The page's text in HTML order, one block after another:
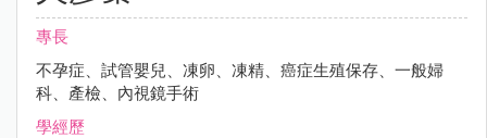
專長
不孕症、試管嬰兒、凍卵、凍精、癌症生殖保存、一般婦
科、產檢、內視鏡手術
學經歷